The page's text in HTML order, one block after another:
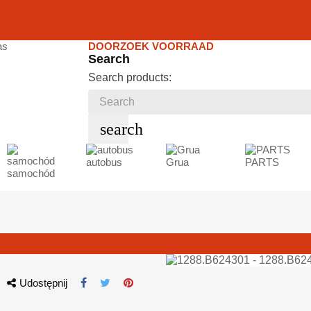
DOORZOEK VOORRAAD
Search
Search products:
search
samochód
autobus Grua PARTS
Udostępnij